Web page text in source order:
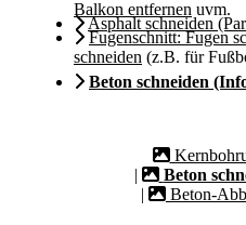
Balkon entfernen uvm.
Asphalt schneiden
Fugenschnitt: Fugen
schneiden (z.B. für
Beton schneiden
|
Beton
|
Beton-